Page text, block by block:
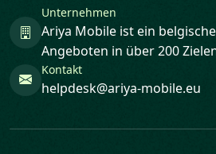
Unternehmen
Ariya Mobile ist ein
Angeboten in über 200
Kontakt
helpdesk@ariya-mobile.eu